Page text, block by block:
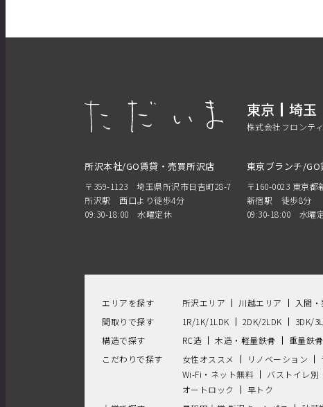
東京 埼玉
株式会社フロンテ
所沢本社/GO賃貸・売買所沢店
〒359-1123 埼玉県所沢市日吉町28-7
所沢駅 西口より徒歩4分
09:30-18:00 水曜定休
東京ブランチ/
〒160-0023 東京都
新宿駅 徒歩8分
09:30-18:00 水曜
エリアを探す 所沢エリア 川越エリア 入間
間取りで探す
1R/1K/1LDK 2DK/2LDK 3DK/
構造で探す
RC造 木造・軽量鉄骨 重量鉄骨
こだわりで探す
女性オススメ リノベーション
Wi-Fi・ネット無料
バストイレ別
オートロック
早トク